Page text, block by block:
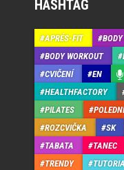
HASHTAG
APRÉS-FIT
BODY WORKOUT
CVIČENÍ
EN
HEALTHFACTORY
PILATES
ROZCVIČKA
SK
TABATA
TANEC
TRENDY